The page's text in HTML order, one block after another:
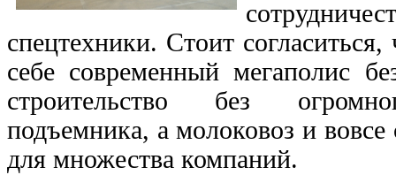
спецтехники. Стоит согласиться,
себе современный мегаполис
строительство без
подъемника, а молоковоз и вовсе
для множества компаний.